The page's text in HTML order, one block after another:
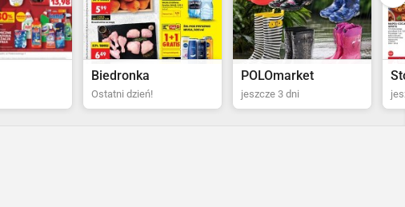
POLOmarket
jeszcze 3 dni jeszcze 4 dni za